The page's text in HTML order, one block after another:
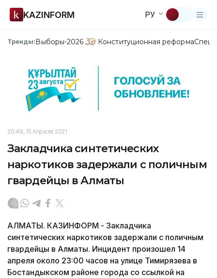
KAZINFORM РУ
Тренды:Выборы-2026 Конституционная реформа
20:49, 15 Апреля 2021
Закладчика синтетических
наркотиков задержали с поличным
гвардейцы в Алматы
АЛМАТЫ. КАЗИНФОРМ - Закладчика
синтетических наркотиков задержали с поличным
гвардейцы в Алматы. Инцидент произошел 14
апреля около 23:00 часов на улице Тимирязева в
Бостандыкском районе города со ссылкой на